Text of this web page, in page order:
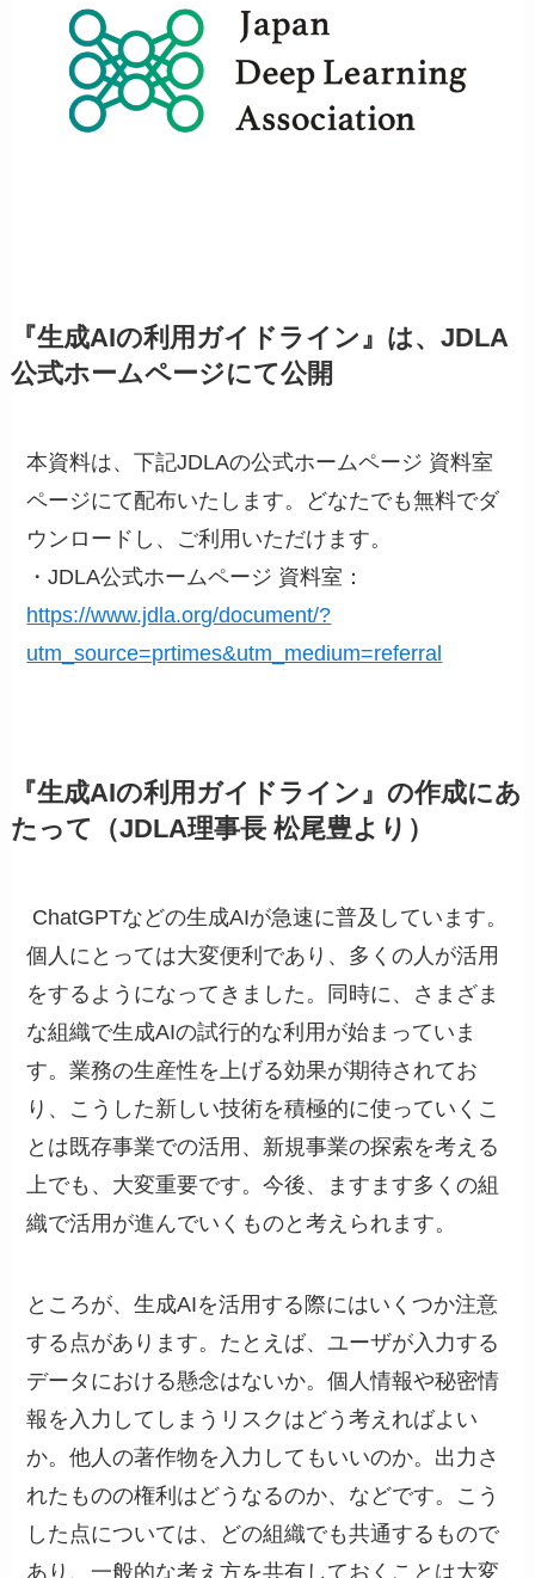
『生成AIの利用ガイドライン』は、JDLA
公式ホームページにて公開
本資料は、下記JDLAの公式ホームページ 資料室
ページにて配布いたします。どなたでも無料でダ
ウンロードし、ご利用いただけます。
・JDLA公式ホームページ 資料室：
https://www.jdla.org/document/?
utm_source=prtimes&utm_medium=referral
『生成AIの利用ガイドライン』の作成にあ
たって（JDLA理事長 松尾豊より）
ChatGPTなどの生成AIが急速に普及しています。
個人にとっては大変便利であり、多くの人が活用
をするようになってきました。同時に、さまざま
な組織で生成AIの試行的な利用が始まっていま
す。業務の生産性を上げる効果が期待されてお
り、こうした新しい技術を積極的に使っていくこ
とは既存事業での活用、新規事業の探索を考える
上でも、大変重要です。今後、ますます多くの組
織で活用が進んでいくものと考えられます。
ところが、生成AIを活用する際にはいくつか注意
する点があります。たとえば、ユーザが入力する
データにおける懸念はないか。個人情報や秘密情
報を入力してしまうリスクはどう考えればよい
か。他人の著作物を入力してもいいのか。出力さ
れたものの権利はどうなるのか、などです。こう
した点については、どの組織でも共通するもので
あり、一般的な考え方を共有しておくことは大変